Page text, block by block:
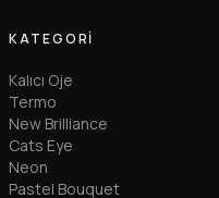
KATEGORI
Kalıcı Oje
Termo
New Brilliance
Cats Eye
Neon
Pastel Bouquet